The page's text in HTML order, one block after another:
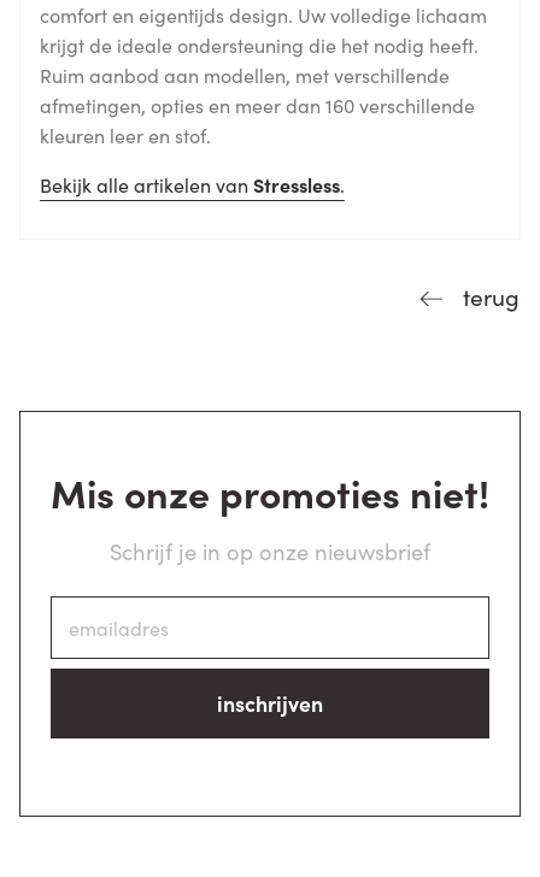
comfort en eigentijds design. Uw volledige lichaam
krijgt de ideale ondersteuning die het nodig heeft.
Ruim aanbod aan modellen, met verschillende
afmetingen, opties en meer dan 160 verschillende
kleuren leer en stof.
Bekijk alle artikelen van Stressless.
terug
Mis onze promoties niet!
Schrijf je in op onze nieuwsbrief
inschrijven